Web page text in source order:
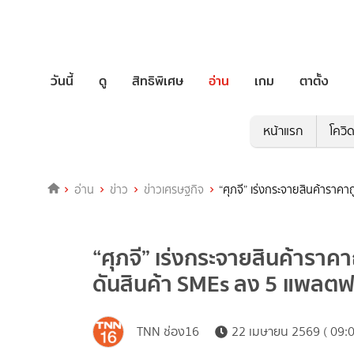
วันนี้ ดู สิทธิพิเศษ อ่าน เกม ตาตั้ง
หน้าแรก โควิ
อ่าน ข่าว ข่าวเศรษฐกิจ “ศุภจี” เร่งกระจายสินค้ารา
“ศุภจี” เร่งกระจายสินค้ารา
ดันสินค้า SMEs ลง 5 แพลต
TNN ช่อง16 22 เมษายน 2569 (